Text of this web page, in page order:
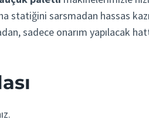
sarsmadan hassas kazı
sadece onarım yapılacak